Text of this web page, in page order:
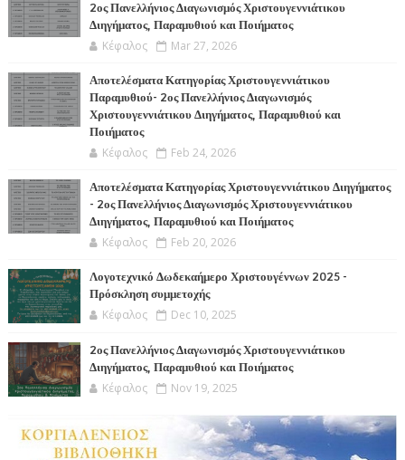
2ος Πανελλήνιος Διαγωνισμός Χριστουγεννιάτικου
Διηγήματος, Παραμυθιού και Ποιήματος
Κέφαλος Mar 27, 2026
Αποτελέσματα Κατηγορίας Χριστουγεννιάτικου
Παραμυθιού- 2ος Πανελλήνιος Διαγωνισμός
Χριστουγεννιάτικου Διηγήματος, Παραμυθιού και
Ποιήματος
Κέφαλος Feb 24, 2026
Αποτελέσματα Κατηγορίας Χριστουγεννιάτικου Διηγήματος
- 2ος Πανελλήνιος Διαγωνισμός Χριστουγεννιάτικου
Διηγήματος, Παραμυθιού και Ποιήματος
Κέφαλος Feb 20, 2026
Λογοτεχνικό Δωδεκαήμερο Χριστουγέννων 2025 -
Πρόσκληση συμμετοχής
Κέφαλος Dec 10, 2025
2ος Πανελλήνιος Διαγωνισμός Χριστουγεννιάτικου
Διηγήματος, Παραμυθιού και Ποιήματος
Κέφαλος Nov 19, 2025